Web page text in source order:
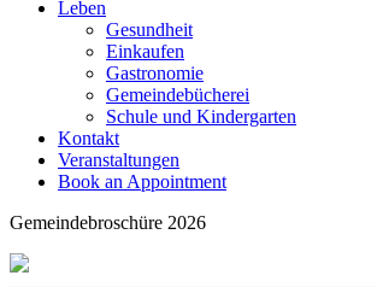
Leben
Gesundheit
Einkaufen
Gastronomie
Gemeindebücherei
Schule und Kindergarten
Kontakt
Veranstaltungen
Book an Appointment
Gemeindebroschüre 2026